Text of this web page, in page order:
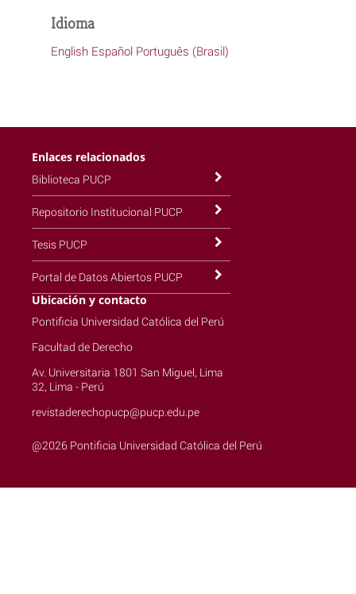
Idioma
English Español Português (Brasil)
Enlaces relacionados
Biblioteca PUCP
Repositorio Institucional PUCP
Tesis PUCP
Portal de Datos Abiertos PUCP
Ubicación y contacto
Pontificia Universidad Católica del Perú
Facultad de Derecho
Av. Universitaria 1801 San Miguel, Lima
32, Lima - Perú
revistaderechopucp@pucp.edu.pe
@2026 Pontificia Universidad Católica del Perú